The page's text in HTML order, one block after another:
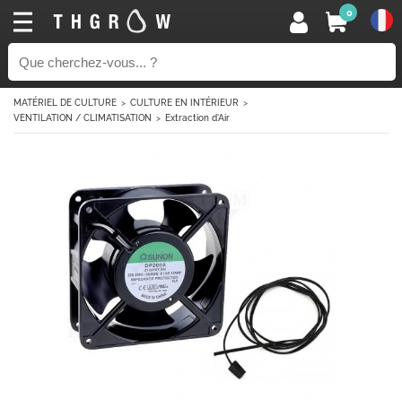
0
MATÉRIEL DE CULTURE
CULTURE EN INTÉRIEUR
VENTILATION / CLIMATISATION
Extraction d'Air